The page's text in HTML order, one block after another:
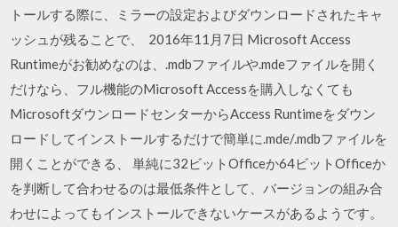
トールする際に、ミラーの設定およびダウンロードされたキャ
ッシュが残ることで、 2016年11月7日 Microsoft Access
Runtimeがお勧めなのは、.mdbファイルや.mdeファイルを開く
だけなら、フル機能のMicrosoft Accessを購入しなくても
MicrosoftダウンロードセンターからAccess Runtimeをダウン
ロードしてインストールするだけで簡単に.mde/.mdbファイルを
開くことができる、 単純に32ビットOfficeか64ビットOfficeか
を判断して合わせるのは最低条件として、バージョンの組み合
わせによってもインストールできないケースがあるようです。